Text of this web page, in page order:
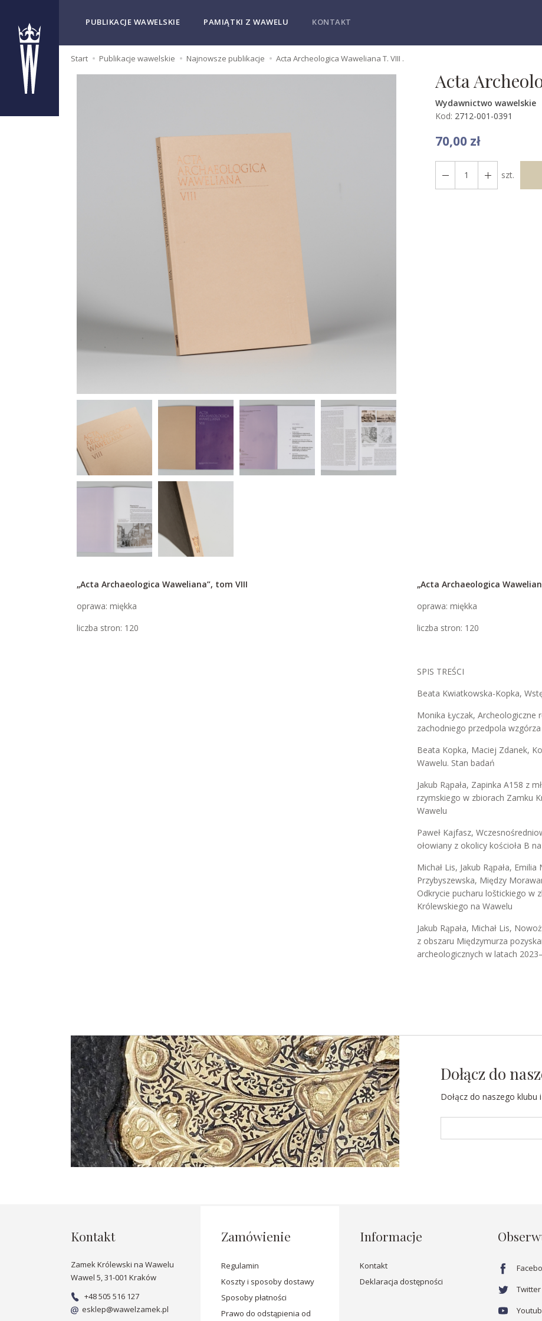
PUBLIKACJE WAWELSKIE PAMIĄTKI Z WAWELU KONTAKT
Start Publikacje wawelskie Najnowsze publikacje Acta Archeologica Waweliana T. VIII .
Acta
Wydawnictwo wawelskie
Kod: 2712-001-0391
70,00 zł
szt.
„Acta Archaeologica Waweliana”, tom VIII
oprawa: miękka
liczba stron: 120
„Acta Archaeologica
oprawa: miękka
liczba stron: 120
SPIS TREŚCI
Beata Kwiatkowska-Kopka,
Monika Łyczak, Archeologiczne
zachodniego przedpola
Beata Kopka, Maciej Zdanek,
Wawelu. Stan badań
Jakub Rąpała, Zapinka A158 z
rzymskiego w zbiorach Zamku
Wawelu
Paweł Kajfasz,
ołowiany z okolicy kościoła B
Michał Lis, Jakub Rąpała, Emilia
Przybyszewska, Między
Odkrycie pucharu loštickiego w
Królewskiego na Wawelu
Jakub Rąpała, Michał Lis,
z obszaru Międzymurza
archeologicznych w latach
Dołącz do
Dołącz do naszego
Kontakt
Zamek Królewski na Wawelu
Wawel 5, 31-001 Kraków
+48 505 516 127
esklep@wawelzamek.pl
Zamówienie
Regulamin
Koszty i sposoby dostawy
Sposoby płatności
Prawo do odstąpienia od
Informacje
Kontakt
Deklaracja dostępności
Twitter